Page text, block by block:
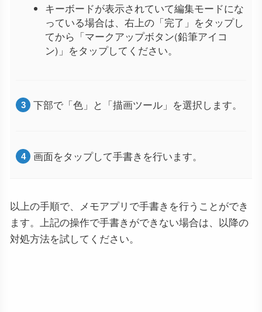
キーボードが表示されていて編集モードにな
っている場合は、右上の「完了」をタップし
てから「マークアップボタン(鉛筆アイコ
ン)」をタップしてください。
下部で「色」と「描画ツール」を選択します。
画面をタップして手書きを行います。
以上の手順で、メモアプリで手書きを行うことができ
ます。上記の操作で手書きができない場合は、以降の
対処方法を試してください。